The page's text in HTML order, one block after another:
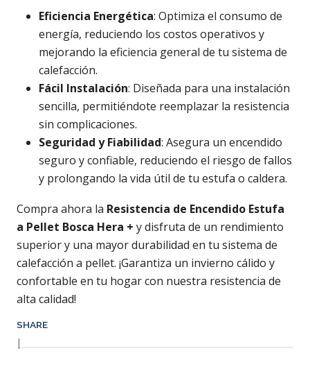
Eficiencia Energética: Optimiza el consumo de
energía, reduciendo los costos operativos y
mejorando la eficiencia general de tu sistema de
calefacción.
Fácil Instalación: Diseñada para una instalación
sencilla, permitiéndote reemplazar la resistencia
sin complicaciones.
Seguridad y Fiabilidad: Asegura un encendido
seguro y confiable, reduciendo el riesgo de fallos
y prolongando la vida útil de tu estufa o caldera.
Compra ahora la Resistencia de Encendido Estufa
a Pellet Bosca Hera + y disfruta de un rendimiento
superior y una mayor durabilidad en tu sistema de
calefacción a pellet. ¡Garantiza un invierno cálido y
confortable en tu hogar con nuestra resistencia de
alta calidad!
SHARE
|